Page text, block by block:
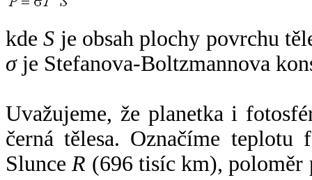
kdeS je obsah plochy povrchu
σje Stefanova-Boltzmannova
Uvažujeme, že planetka i
černá tělesa. Označíme
SlunceR (696 tisíc km),